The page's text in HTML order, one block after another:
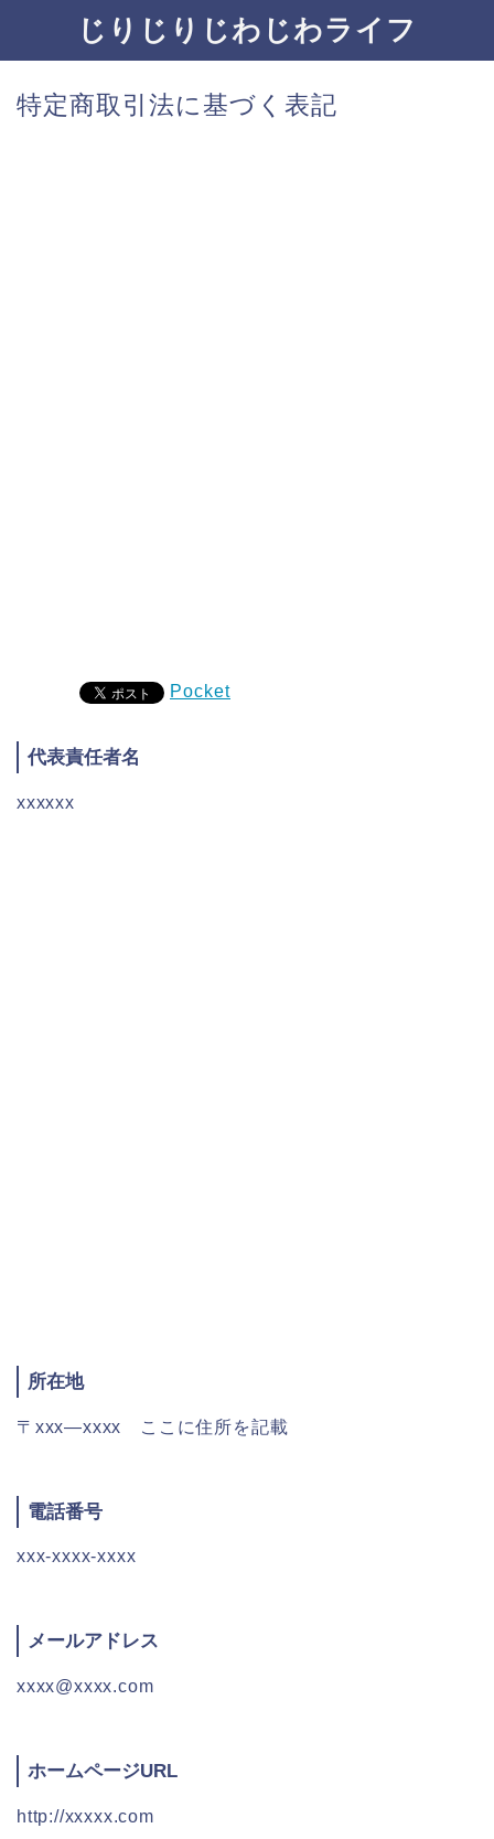
じりじりじわじわライフ
特定商取引法に基づく表記
Pocket
代表責任者名
xxxxxx
所在地
〒xxx―xxxx ここに住所を記載
電話番号
xxx-xxxx-xxxx
メールアドレス
xxxx@xxxx.com
ホームページURL
http://xxxxx.com